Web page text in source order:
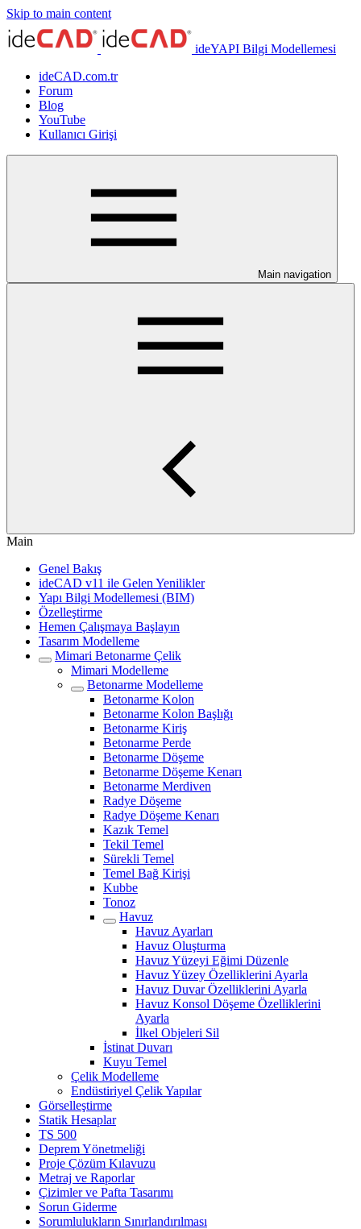
Skip to main content
ideYAPI Bilgi Modellemesi
ideCAD.com.tr
Forum
Blog
YouTube
Kullanıcı Girişi
Main navigation
Main
Genel Bakış
ideCAD v11 ile Gelen Yenilikler
Yapı Bilgi Modellemesi (BIM)
Özelleştirme
Hemen Çalışmaya Başlayın
Tasarım Modelleme
Mimari Betonarme Çelik
Mimari Modelleme
Betonarme Modelleme
Betonarme Kolon
Betonarme Kolon Başlığı
Betonarme Kiriş
Betonarme Perde
Betonarme Döşeme
Betonarme Döşeme Kenarı
Betonarme Merdiven
Radye Döşeme
Radye Döşeme Kenarı
Kazık Temel
Tekil Temel
Sürekli Temel
Temel Bağ Kirişi
Kubbe
Tonoz
Havuz
Havuz Ayarları
Havuz Oluşturma
Havuz Yüzeyi Eğimi Düzenle
Havuz Yüzey Özelliklerini Ayarla
Havuz Duvar Özelliklerini Ayarla
Havuz Konsol Döşeme Özelliklerini
Ayarla
İlkel Objeleri Sil
İstinat Duvarı
Kuyu Temel
Çelik Modelleme
Endüstiriyel Çelik Yapılar
Görselleştirme
Statik Hesaplar
TS 500
Deprem Yönetmeliği
Proje Çözüm Kılavuzu
Metraj ve Raporlar
Çizimler ve Pafta Tasarımı
Sorun Giderme
Sorumlulukların Sınırlandırılması